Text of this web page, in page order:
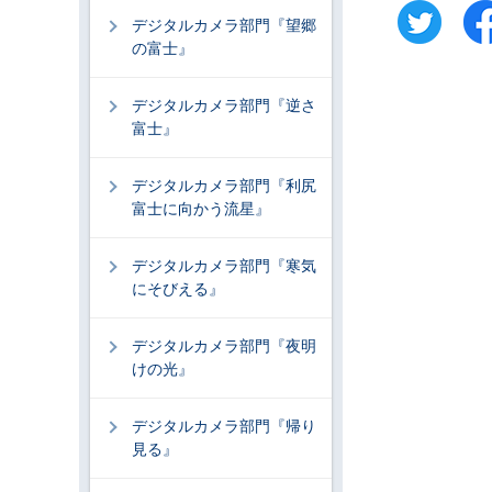
デジタルカメラ部門『望郷
の富士』
デジタルカメラ部門『逆さ
富士』
デジタルカメラ部門『利尻
富士に向かう流星』
デジタルカメラ部門『寒気
にそびえる』
デジタルカメラ部門『夜明
けの光』
デジタルカメラ部門『帰り
見る』